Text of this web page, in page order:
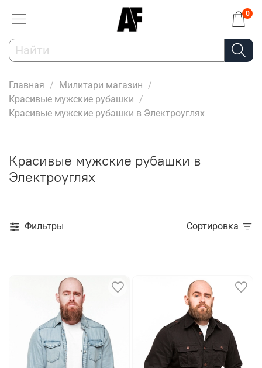
0
Главная
Милитари магазин
Красивые мужские рубашки
Красивые мужские рубашки в Электроуглях
Красивые мужские рубашки в
Электроуглях
Фильтры Сортировка